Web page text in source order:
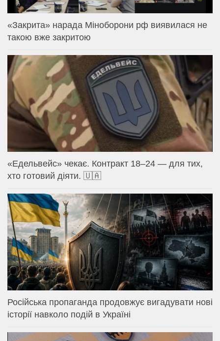
«Закрита» нарада Міноборони рф виявилася не
такою вже закритою
«Едельвейс» чекає. Контракт 18–24 — для тих,
хто готовий діяти. 🇺🇦
Російська пропаганда продовжує вигадувати нові
історії навколо подій в Україні